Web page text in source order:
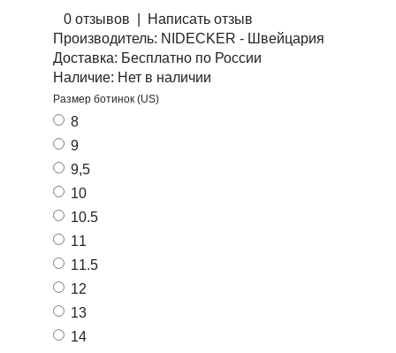
0 отзывов
Написать отзыв
Производитель: NIDECKER - Швейцария
Доставка: Бесплатно по России
Наличие: Нет в наличии
Размер ботинок (US)
8
9
9,5
10
10.5
11
11.5
12
13
14